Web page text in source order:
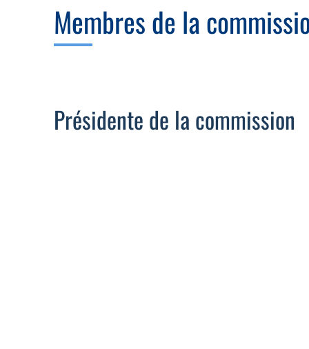
Membres de la
Présidente de la commission